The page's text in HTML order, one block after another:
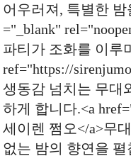
어우러져, 특별한 밤
="_blank"
파티가 조화를 이루
ref="https://
생동감 넘치는 무대
하게 합니다.<a
세이렌 쩜오</a>무
없는 밤의 향연을 펼